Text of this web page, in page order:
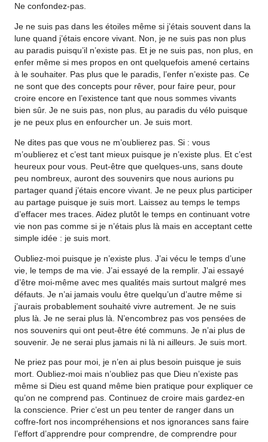
Ne confondez-pas.
Je ne suis pas dans les étoiles même si j’étais souvent dans la
lune quand j’étais encore vivant. Non, je ne suis pas non plus
au paradis puisqu’il n’existe pas. Et je ne suis pas, non plus, en
enfer même si mes propos en ont quelquefois amené certains
à le souhaiter. Pas plus que le paradis, l’enfer n’existe pas. Ce
ne sont que des concepts pour rêver, pour faire peur, pour
croire encore en l’existence tant que nous sommes vivants
bien sûr. Je ne suis pas, non plus, au paradis du vélo puisque
je ne peux plus en enfourcher un. Je suis mort.
Ne dites pas que vous ne m’oublierez pas. Si : vous
m’oublierez et c’est tant mieux puisque je n’existe plus. Et c’est
heureux pour vous. Peut-être que quelques-uns, sans doute
peu nombreux, auront des souvenirs que nous aurions pu
partager quand j’étais encore vivant. Je ne peux plus participer
au partage puisque je suis mort. Laissez au temps le temps
d’effacer mes traces. Aidez plutôt le temps en continuant votre
vie non pas comme si je n’étais plus là mais en acceptant cette
simple idée : je suis mort.
Oubliez-moi puisque je n’existe plus. J’ai vécu le temps d’une
vie, le temps de ma vie. J’ai essayé de la remplir. J’ai essayé
d’être moi-même avec mes qualités mais surtout malgré mes
défauts. Je n’ai jamais voulu être quelqu’un d’autre même si
j’aurais probablement souhaité vivre autrement. Je ne suis
plus là. Je ne serai plus là. N’encombrez pas vos pensées de
nos souvenirs qui ont peut-être été communs. Je n’ai plus de
souvenir. Je ne serai plus jamais ni là ni ailleurs. Je suis mort.
Ne priez pas pour moi, je n’en ai plus besoin puisque je suis
mort. Oubliez-moi mais n’oubliez pas que Dieu n’existe pas
même si Dieu est quand même bien pratique pour expliquer ce
qu’on ne comprend pas. Continuez de croire mais gardez-en
la conscience. Prier c’est un peu tenter de ranger dans un
coffre-fort nos incompréhensions et nos ignorances sans faire
l’effort d’apprendre pour comprendre, de comprendre pour